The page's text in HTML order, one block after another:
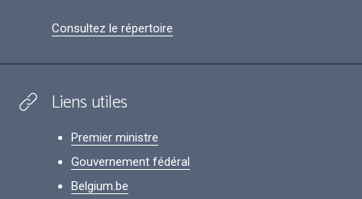
Consultez le répertoire
Liens utiles
Premier ministre
Gouvernement fédéral
Belgium.be